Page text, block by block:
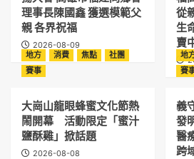
理事長陳國鑫 獲選模範父
親 各界祝福
2026-08-09
從
生
賣
地方 消費 焦點
社團
賽事
大崗山龍眼蜂蜜文化節熱
鬧開幕 活動限定「蜜汁
鹽酥雞」掀話題
2026-08-08
地
賽
義
發
醫
跨